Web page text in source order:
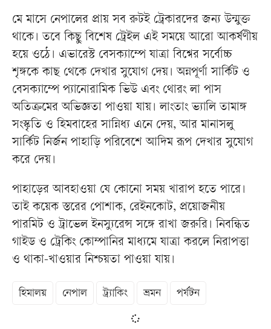
মে মাসে নেপালের প্রায় সব রুটই ট্রেকারদের জন্য উন্মুক্ত
থাকে। তবে কিছু বিশেষ ট্রেইল এই সময়ে আরো আকর্ষণীয়
হয়ে ওঠে। এভারেস্ট বেসক্যাম্পে যাত্রা বিশ্বের সর্বোচ্চ
শৃঙ্গকে কাছ থেকে দেখার সুযোগ দেয়। অন্নপূর্ণা সার্কিট ও
বেসক্যাম্পে প্যানোরামিক ভিউ এবং থোরং লা পাস
অতিক্রমের অভিজ্ঞতা পাওয়া যায়। লাংতাং ভ্যালি তামাঙ্গ
সংস্কৃতি ও হিমবাহের সান্নিধ্য এনে দেয়, আর মানাসলু
সার্কিট নির্জন পাহাড়ি পরিবেশে আদিম রূপ দেখার সুযোগ
করে দেয়।
পাহাড়ের আবহাওয়া যে কোনো সময় খারাপ হতে পারে।
তাই কয়েক স্তরের পোশাক, রেইনকোট, প্রয়োজনীয়
পারমিট ও ট্রাভেল ইনস্যুরেন্স সঙ্গে রাখা জরুরি। নিবন্ধিত
গাইড ও ট্রেকিং কোম্পানির মাধ্যমে যাত্রা করলে নিরাপত্তা
ও থাকা-খাওয়ার নিশ্চয়তা পাওয়া যায়।
হিমালয় নেপাল ট্র্যাকিং ভ্রমন পর্যটন